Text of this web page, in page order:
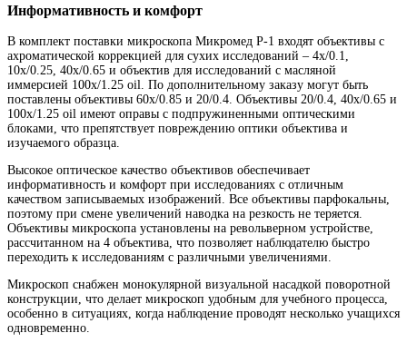
Информативность и комфорт
В комплект поставки микроскопа Микромед Р-1 входят объективы с
ахроматической коррекцией для сухих исследований – 4x/0.1,
10x/0.25, 40x/0.65 и объектив для исследований с масляной
иммерсией 100x/1.25 oil. По дополнительному заказу могут быть
поставлены объективы 60х/0.85 и 20/0.4. Объективы 20/0.4, 40x/0.65 и
100x/1.25 oil имеют оправы с подпружиненными оптическими
блоками, что препятствует повреждению оптики объектива и
изучаемого образца.
Высокое оптическое качество объективов обеспечивает
информативность и комфорт при исследованиях с отличным
качеством записываемых изображений. Все объективы парфокальны,
поэтому при смене увеличений наводка на резкость не теряется.
Объективы микроскопа установлены на револьверном устройстве,
рассчитанном на 4 объектива, что позволяет наблюдателю быстро
переходить к исследованиям с различными увеличениями.
Микроскоп снабжен монокулярной визуальной насадкой поворотной
конструкции, что делает микроскоп удобным для учебного процесса,
особенно в ситуациях, когда наблюдение проводят несколько учащихся
одновременно.